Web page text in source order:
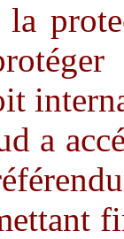
la
a